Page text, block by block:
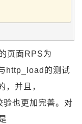
页面RPS为
http_load的测试
并且，
也更加完善。对